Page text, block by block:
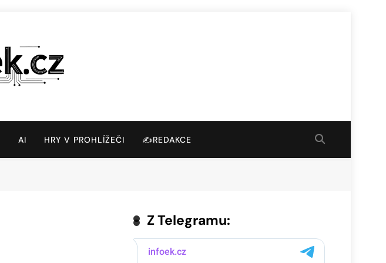
AI HRY V PROHLÍŽEČI ✍️REDAKCE
Z Telegramu: